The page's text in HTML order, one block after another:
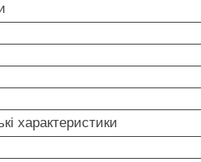
характеристики